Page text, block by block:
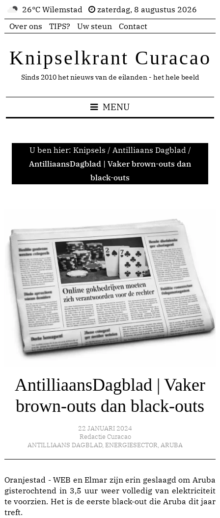
26°C Wilemstad
zaterdag, 8 augustus 2026
Over ons
TIPS? Uw steun Contact
Knipselkrant Curacao
Sinds 2010 het nieuws van de eilanden - het hele beeld
MENU
U ben hier: Knipsels / Antilliaans Dagblad /
AntilliaansDagblad | Vaker brown-outs dan
black-outs
AntilliaansDagblad | Vaker
brown-outs dan black-outs
22 JANUARI 2024
Redactie Curacao
ANTILLIAANS DAGBLAD, ENERGIESECTOR, ARUBA
Oranjestad - WEB en Elmar zijn erin geslaagd om Aruba
gisterochtend in 3,5 uur weer volledig van elektriciteit
te voorzien. Het is de eerste black-out die Aruba dit jaar
treft.